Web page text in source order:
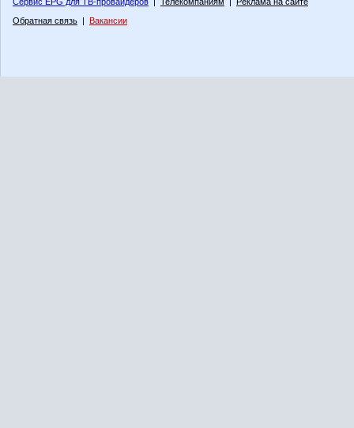
Обратная связь | Вакансии